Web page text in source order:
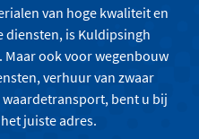
van hoge kwaliteit en
diensten, is Kuldipsingh
ook voor wegenbouw
verhuur van zwaar
bent u bij
juiste adres.